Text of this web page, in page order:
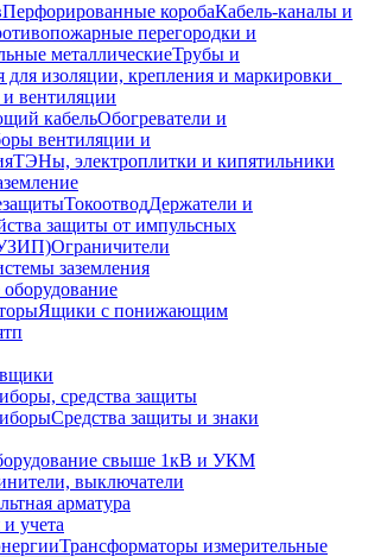
Перфорированные коробаКабель-каналы и
перегородки и
металлическиеТрубы и
для изоляции, крепления и маркировки
вентиляции
кабельОбогреватели и
вентиляции и
ТЭНы, электроплитки и кипятильники
ТокоотводДержатели и
защиты от импульсных
Ограничители
заземления
Ящики с понижающим
средства защиты
Средства защиты и знаки
свыше 1кВ и УКМ
выключатели
арматура
учета
Трансформаторы измерительные